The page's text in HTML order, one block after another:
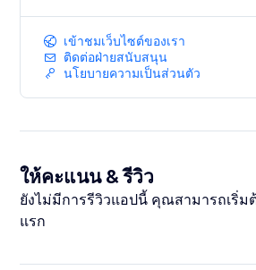
เข้าชมเว็บไซต์ของเรา
ติดต่อฝ่ายสนับสนุน
นโยบายความเป็นส่วนตัว
ให้คะแนน & รีวิว
ยังไม่มีการรีวิวแอปนี้ คุณสามารถเริ่
แรก